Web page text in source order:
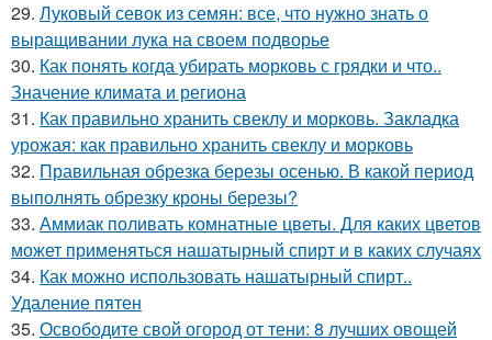
29. Луковый севок из семян: все, что нужно знать о
выращивании лука на своем подворье
30. Как понять когда убирать морковь с грядки и что..
Значение климата и региона
31. Как правильно хранить свеклу и морковь. Закладка
урожая: как правильно хранить свеклу и морковь
32. Правильная обрезка березы осенью. В какой период
выполнять обрезку кроны березы?
33. Аммиак поливать комнатные цветы. Для каких цветов
может применяться нашатырный спирт и в каких случаях
34. Как можно использовать нашатырный спирт..
Удаление пятен
35. Освободите свой огород от тени: 8 лучших овощей